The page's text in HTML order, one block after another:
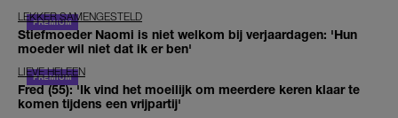
LEKKER SAMENGESTELD
Stiefmoeder Naomi is niet welkom bij verjaardagen: 'Hun
moeder wil niet dat ik er ben'
LIEVE HELEEN
Fred (55): 'Ik vind het moeilijk om meerdere keren klaar te
komen tijdens een vrijpartij'